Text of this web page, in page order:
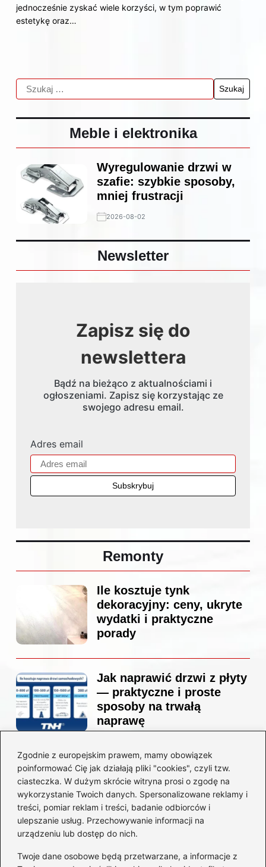
Zgodnie z europejskim prawem, mamy obowiązek
poinformować Cię jak działają pliki "cookies", czyli tzw.
ciasteczka. W dużym skrócie witryna prosi o zgodę na
wykorzystanie Twoich danych. Spersonalizowane reklamy i
treści, pomiar reklam i treści, badanie odbiorców i
ulepszanie usług. Przechowywanie informacji na
urządzeniu lub dostęp do nich.
Twoje dane osobowe będą przetwarzane, a informacje z
jednocześnie zyskać wiele korzyści, w tym poprawić
estetykę oraz…
Meble i elektronika
Wyregulowanie drzwi w
szafie: szybkie sposoby,
mniej frustracji
2026-08-02
Newsletter
Zapisz się do
newslettera
Bądź na bieżąco z aktualnościami i
ogłoszeniami. Zapisz się korzystając ze
swojego adresu email.
Adres email
Remonty
Ile kosztuje tynk
dekoracyjny: ceny, ukryte
wydatki i praktyczne
porady
Jak naprawić drzwi z płyty
— praktyczne i proste
sposoby na trwałą
naprawę
Ile kosztuje projekt
łazienki u architekta —
ceny, które naprawdę
zaskoczą
Jak zamontować listwę